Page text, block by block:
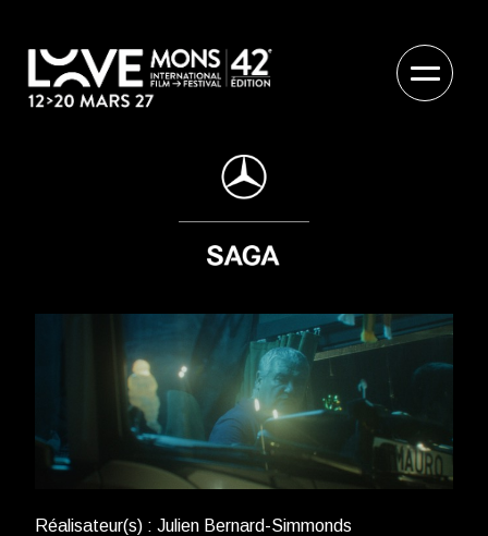
Réalisateur(s) : Julien Bernard-Simmonds